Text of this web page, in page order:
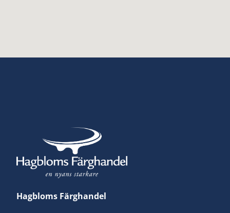
Hagbloms Färghandel